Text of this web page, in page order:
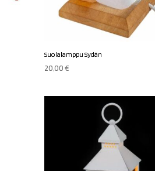
Suolalamppu Sydän
20,00€